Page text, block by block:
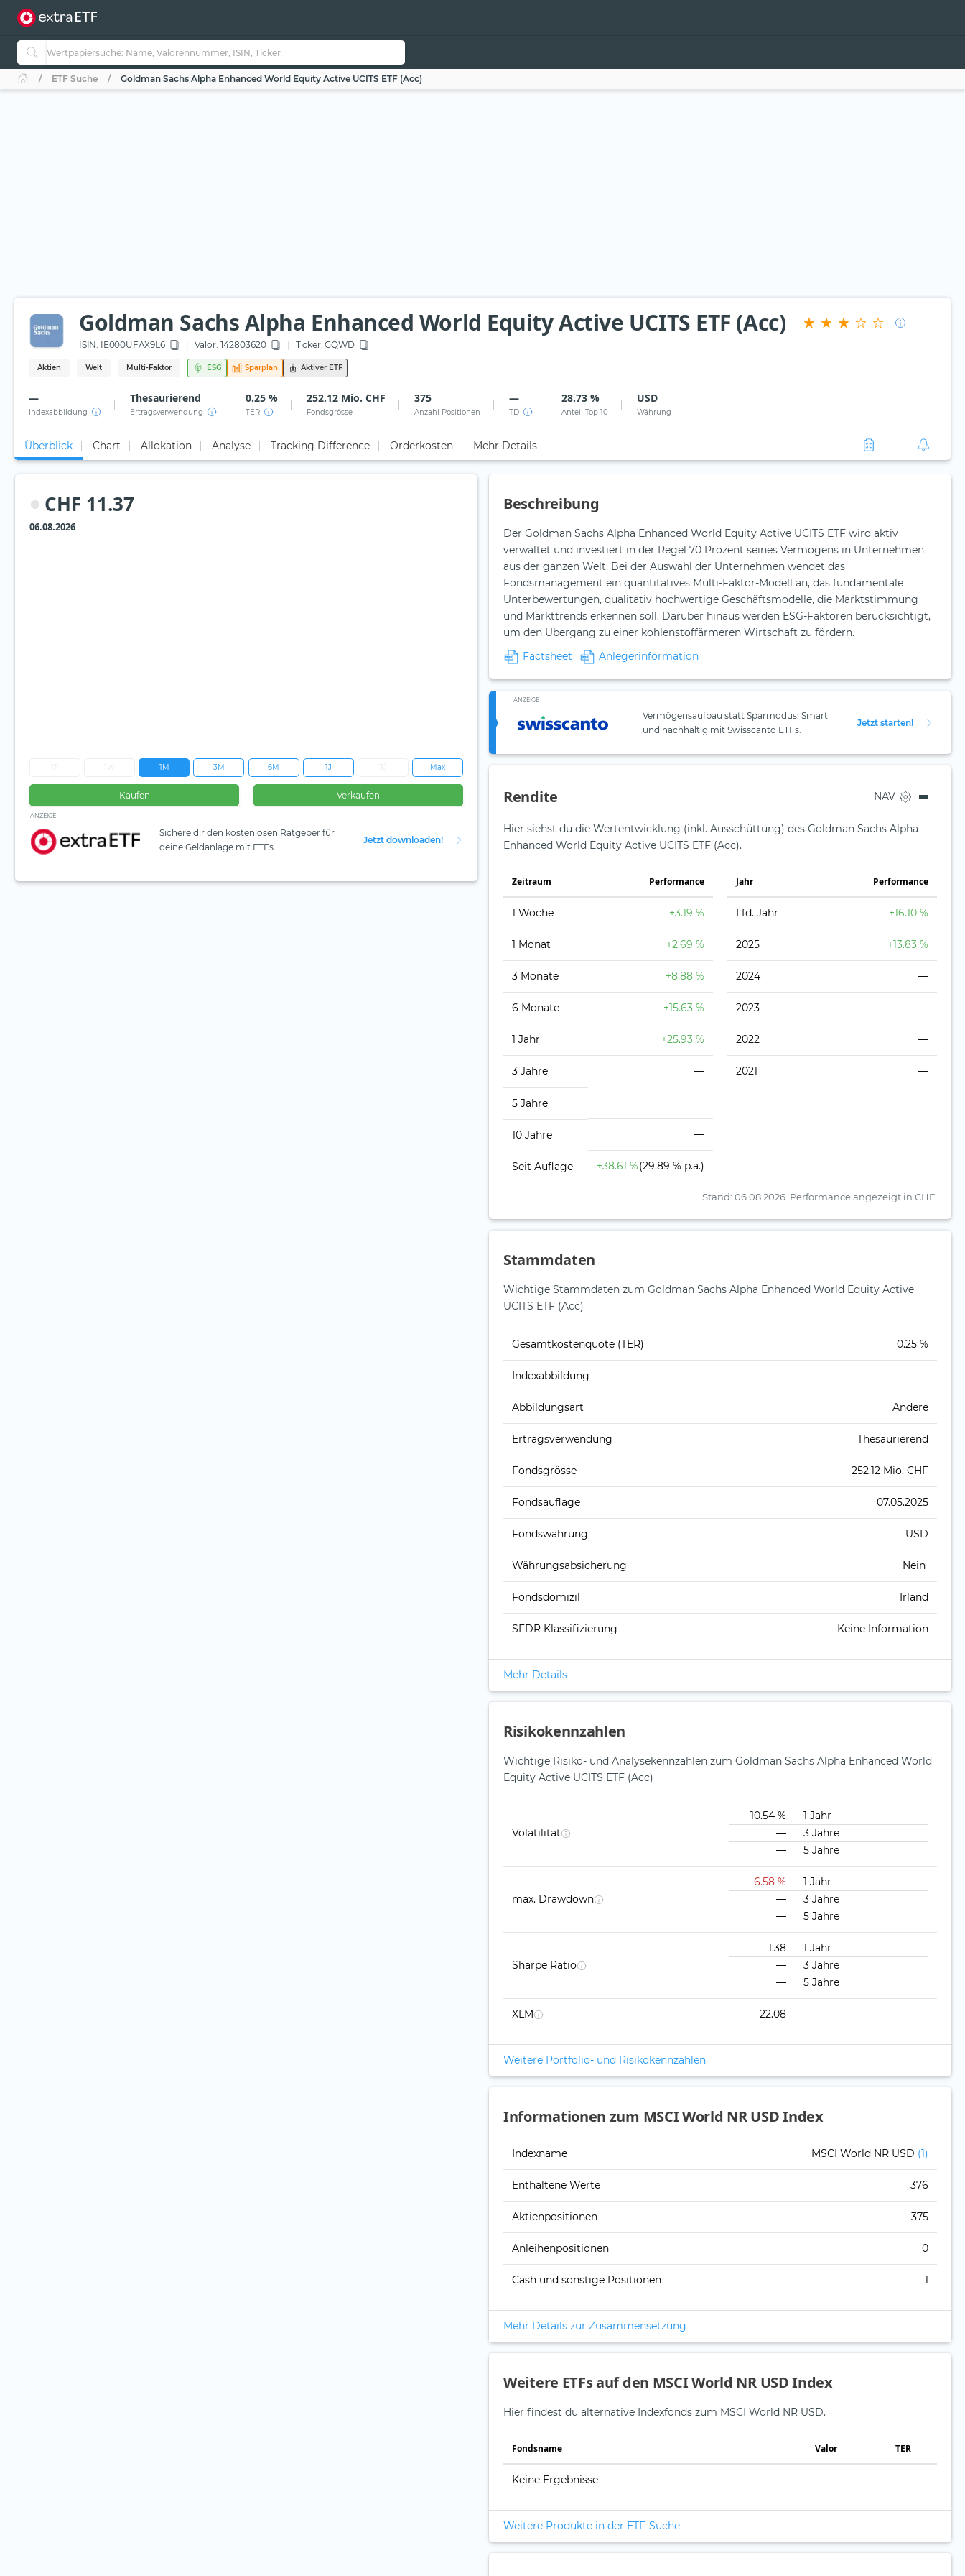
ETF Suche Goldman Sachs Alpha Enhanced World Equity Active UCITS ETF (Acc)
Goldman Sachs Alpha Enhanced World Equity Active UCITS ETF (Acc)
ISIN: IE000UFAX9L6 Valor: 142803620 Ticker: GQWD
Aktien Welt Multi-Faktor ESG Sparplan Aktiver ETF
—
Indexabbildung
Thesaurierend
Ertragsverwendung
0.25 %
TER
252.12 Mio. CHF
Fondsgrösse
375
Anzahl Positionen
—
TD
28.73 %
Anteil Top 10
USD
Währung
Überblick Chart Allokation Analyse Tracking Difference Orderkosten Mehr Details
CHF 11.37
06.08.2026
1M 3M 6M 1J Max
Kaufen Verkaufen
ANZEIGE
Sichere dir den kostenlosen Ratgeber für
deine Geldanlage mit ETFs.
Jetzt downloaden!
Beschreibung
Der Goldman Sachs Alpha Enhanced World Equity Active UCITS ETF wird aktiv
verwaltet und investiert in der Regel 70 Prozent seines Vermögens in Unternehmen
aus der ganzen Welt. Bei der Auswahl der Unternehmen wendet das
Fondsmanagement ein quantitatives Multi-Faktor-Modell an, das fundamentale
Unterbewertungen, qualitativ hochwertige Geschäftsmodelle, die Marktstimmung
und Markttrends erkennen soll. Darüber hinaus werden ESG-Faktoren berücksichtigt,
um den Übergang zu einer kohlenstoffärmeren Wirtschaft zu fördern.
Factsheet
Anlegerinformation
ANZEIGE
Vermögensaufbau statt Sparmodus: Smart
und nachhaltig mit Swisscanto ETFs.
Jetzt starten!
Rendite NAV
Hier siehst du die Wertentwicklung (inkl. Ausschüttung) des Goldman Sachs Alpha
Enhanced World Equity Active UCITS ETF (Acc).
Zeit­raum Perfor­mance
1 Woche +3.19 %
1 Monat +2.69 %
3 Monate +8.88 %
6 Monate +15.63 %
1 Jahr +25.93 %
3 Jahre —
5 Jahre —
10 Jahre —
Seit Auflage +38.61 %(29.89 % p.a.)
Jahr Perfor­mance
Lfd. Jahr +16.10 %
2025 +13.83 %
2024 —
2023 —
2022 —
2021 —
Stand: 06.08.2026. Performance angezeigt in CHF.
Stammdaten
Wichtige Stammdaten zum Goldman Sachs Alpha Enhanced World Equity Active
UCITS ETF (Acc)
Gesamt­kosten­quote (TER) 0.25 %
Index­abbildung —
Abbildungs­art Andere
Ertrags­verwendung Thesaurierend
Fonds­grösse 252.12 Mio. CHF
Fonds­auflage 07.05.2025
Fonds­währung USD
Währungsabsicherung Nein
Fondsdomizil Irland
SFDR Klassifizierung Keine Information
Mehr Details
Risikokennzahlen
Wichtige Risiko- und Analysekennzahlen zum Goldman Sachs Alpha Enhanced World
Equity Active UCITS ETF (Acc)
Volatilität
10.54 %
1 Jahr
—
3 Jahre
—
5 Jahre
max. Drawdown
-6.58 %
1 Jahr
—
3 Jahre
—
5 Jahre
Sharpe Ratio
1.38
1 Jahr
—
3 Jahre
—
5 Jahre
XLM 22.08
Weitere Portfolio- und Risikokennzahlen
Informationen zum MSCI World NR USD Index
Indexname MSCI World NR USD (1)
Enthaltene Werte 376
Aktienpositionen 375
Anleihenpositionen 0
Cash und sonstige Positionen 1
Mehr Details zur Zusammensetzung
Weitere ETFs auf den MSCI World NR USD Index
Hier findest du alternative Indexfonds zum MSCI World NR USD.
Fonds­name Valor TER
Keine Ergebnisse
Weitere Produkte in der ETF-Suche